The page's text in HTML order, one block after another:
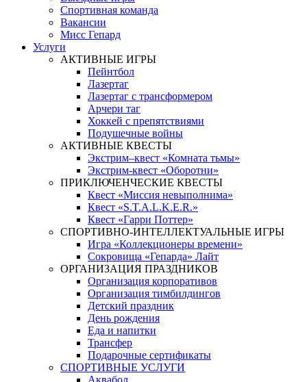
Спортивная команда
Вакансии
Мисс Гепард
Услуги
АКТИВНЫЕ ИГРЫ
Пейнтбол
Лазертаг
Лазертаг с трансформером
Арчери таг
Хоккей с препятствиями
Подушечные войны
АКТИВНЫЕ КВЕСТЫ
Экстрим–квест «Комната тьмы»
Экстрим-квест «Оборотни»
ПРИКЛЮЧЕНЧЕСКИЕ КВЕСТЫ
Квест «Миссия невыполнима»
Квест «S.T.A.L.K.E.R.»
Квест «Гарри Поттер»
СПОРТИВНО-ИНТЕЛЛЕКТУАЛЬНЫЕ ИГРЫ
Игра «Коллекционеры времени»
Сокровища «Гепарда» Лайт
ОРГАНИЗАЦИЯ ПРАЗДНИКОВ
Организация корпоративов
Организация тимбилдингов
Детский праздник
День рождения
Еда и напитки
Трансфер
Подарочные сертификаты
СПОРТИВНЫЕ УСЛУГИ
Аквабол